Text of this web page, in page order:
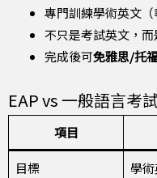
專門訓練學術英文（
不只是考試英文，而
完成後可免雅思/托
EAP vs 一般語言考
項目
目標 學